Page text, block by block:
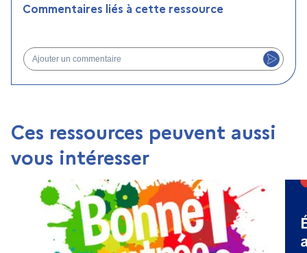
Commentaires liés à cette ressource
Ajouter un commentaire
Ces ressources peuvent aussi
vous intéresser